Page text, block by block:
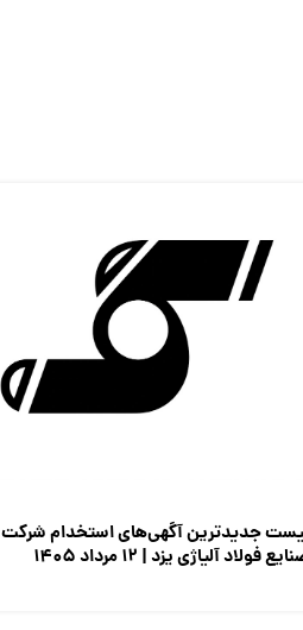
جدیدترین آگهی‌های استخدام شرکت
فولاد آلیاژی یزد | ۱۲ مرداد ۱۴۰۵